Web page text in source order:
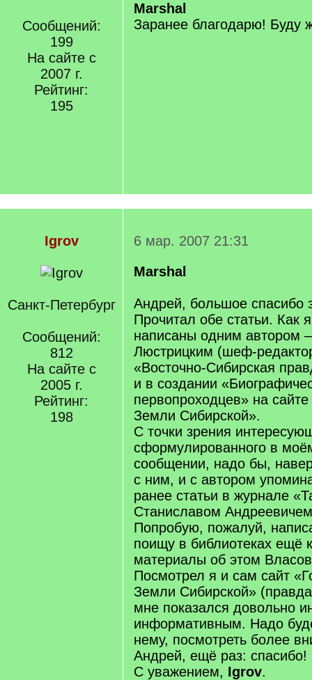
Сообщений:
199
На сайте с
2007 г.
Рейтинг:
195
Marshal
Заранее благодарю! Буду
Igrov
Санкт-Петербург
Сообщений:
812
На сайте с
2005 г.
Рейтинг:
198
6 мар. 2007 21:31
Marshal
Андрей, большое спасибо
Прочитал обе статьи. Как
написаны одним автором
Люстрицким (шеф-
«Восточно-Сибирская
и в создании
первопроходцев» на
Земли Сибирской».
С точки зрения
сформулированного в
сообщении, надо бы,
с ним, и с автором
ранее статьи в журнале
Станиславом
Попробую, пожалуй,
поищу в библиотеках ещё
материалы об этом
Посмотрел я и сам сайт
Земли Сибирской»
мне показался довольно
информативным. Надо
нему, посмотреть более
Андрей, ещё раз: спасибо!
С уважением, Igrov.